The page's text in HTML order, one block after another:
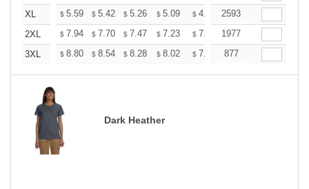
XL
$ 5.59 $ 5.42 $ 5.26 $ 5.09 $ 4.93 $4.84
2593
2XL
$ 7.94 $ 7.70 $ 7.47 $ 7.23 $ 7.00 $6.88
1977
3XL
$ 8.80 $ 8.54 $ 8.28 $ 8.02 $ 7.76 $7.63
877
Dark Heather